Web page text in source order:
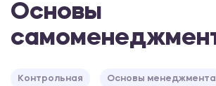
Основы
Контрольная Основы менеджмента